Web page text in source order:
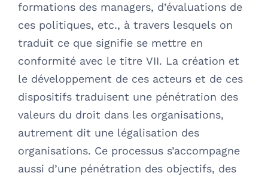
formations des managers, d’évaluations de
ces politiques, etc., à travers lesquels on
traduit ce que signifie se mettre en
conformité avec le titre VII. La création et
le développement de ces acteurs et de ces
dispositifs traduisent une pénétration des
valeurs du droit dans les organisations,
autrement dit une légalisation des
organisations. Ce processus s’accompagne
aussi d’une pénétration des objectifs, des